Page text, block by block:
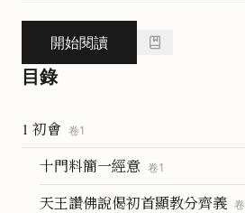
開始閱讀
目錄
1 初會 卷1
十門料簡一經意 卷1
天王讚佛說偈初首顯教分齊義 卷